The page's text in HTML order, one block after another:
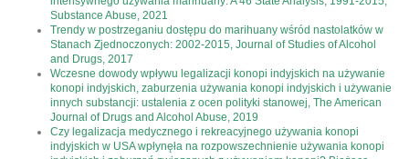
Substance Abuse, 2021
Trendy w postrzeganiu dostępu do marihuany wśród nastolatków w
Stanach Zjednoczonych: 2002-2015, Journal of Studies of Alcohol
and Drugs, 2017
Wczesne dowody wpływu legalizacji konopi indyjskich na używanie
konopi indyjskich, zaburzenia używania konopi indyjskich i używanie
innych substancji: ustalenia z ocen polityki stanowej, The American
Journal of Drugs and Alcohol Abuse, 2019
Czy legalizacja medycznego i rekreacyjnego używania konopi
indyjskich w USA wpłynęła na rozpowszechnienie używania konopi